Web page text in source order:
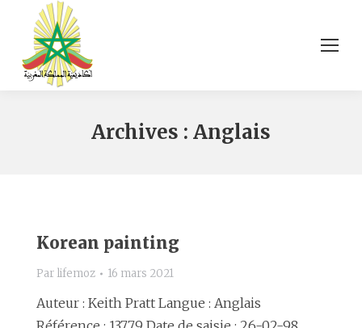
Archives : Anglais
Korean painting
Par lifemoz 16 mars 2021
Auteur : Keith Pratt Langue : Anglais